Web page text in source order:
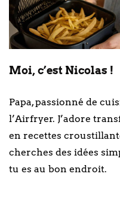
Moi, c’est Nicolas !
Papa, passionné de
l’Airfryer. J’adore
en recettes
cherches des idées
tu es au bon endroit.